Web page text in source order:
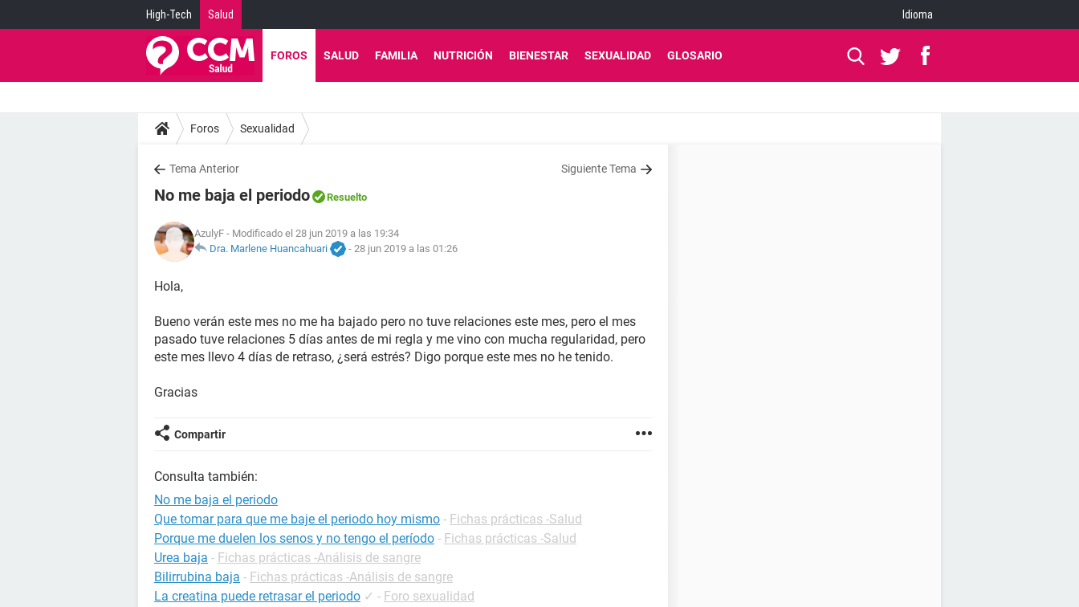
High-Tech Salud Idioma
FOROS SALUD FAMILIA NUTRICIÓN BIENESTAR SEXUALIDAD GLOSARIO
Foros Sexualidad
Tema Anterior Siguiente Tema
No me baja el periodo Resuelto
AzulyF - Modificado el 28 jun 2019 a las 19:34
Dra. Marlene Huancahuari
- 28 jun 2019 a las 01:26
Hola,
Bueno verán este mes no me ha bajado pero no tuve relaciones este mes, pero el mes
pasado tuve relaciones 5 días antes de mi regla y me vino con mucha regularidad, pero
este mes llevo 4 días de retraso, ¿será estrés? Digo porque este mes no he tenido.
Gracias
Compartir
Consulta también:
No me baja el periodo
Que tomar para que me baje el periodo hoy mismo - Fichas prácticas -Salud
Porque me duelen los senos y no tengo el período - Fichas prácticas -Salud
Urea baja - Fichas prácticas -Análisis de sangre
Bilirrubina baja - Fichas prácticas -Análisis de sangre
La creatina puede retrasar el periodo ✓ - Foro sexualidad